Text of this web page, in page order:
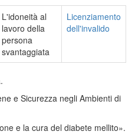
L'idoneità al
lavoro della
persona
svantaggiata
Licenziamento
dell'invalido
e Sicurezza negli Ambienti di
e la cura del diabete mellito».